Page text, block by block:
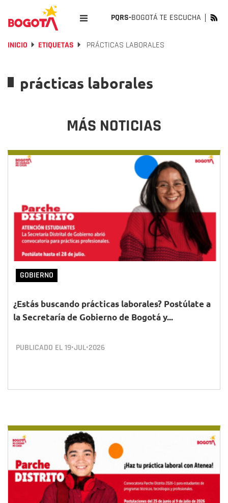
PQRS-BOGOTÁ TE ESCUCHA
INICIO ETIQUETAS PRÁCTICAS LABORALES
prácticas laborales
MÁS NOTICIAS
GOBIERNO
¿Estás buscando prácticas laborales? Postúlate a
la Secretaría de Gobierno de Bogotá y...
PUBLICADO EL19•JUL•2026